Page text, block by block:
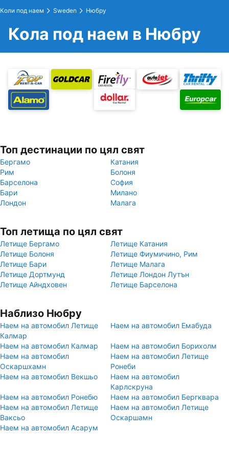
Коли под наем Sweden Нюбру
Кола под наем в Нюбру
Топ дестинации по цял свят
Бергамо
Катания
Рим
Болоня
Барселона
София
Бари
Милано
Лондон
Малага
Топ летища по цял свят
Летище Бергамо
Летище Катания
Летище Болоня
Летище Фиумичино, Рим
Летище Бари
Летище Малага
Летище Дортмунд
Летище Лондон Лутън
Летище Айндховен
Летище Барселона
Наблизо Нюбру
Наем на автомобил Летище
Калмар
Наем на автомобил Емабуда
Наем на автомобил Калмар
Наем на автомобил Борихолм
Наем на автомобил
Оскаршхамн
Наем на автомобил Летище
Ронеби
Наем на автомобил Векшьо
Наем на автомобил
Карлскруна
Наем на автомобил Ронебю
Наем на автомобил Бергквара
Наем на автомобил Летище
Ваксьо
Наем на автомобил Летище
Оскаршамн
Наем на автомобил Асарум